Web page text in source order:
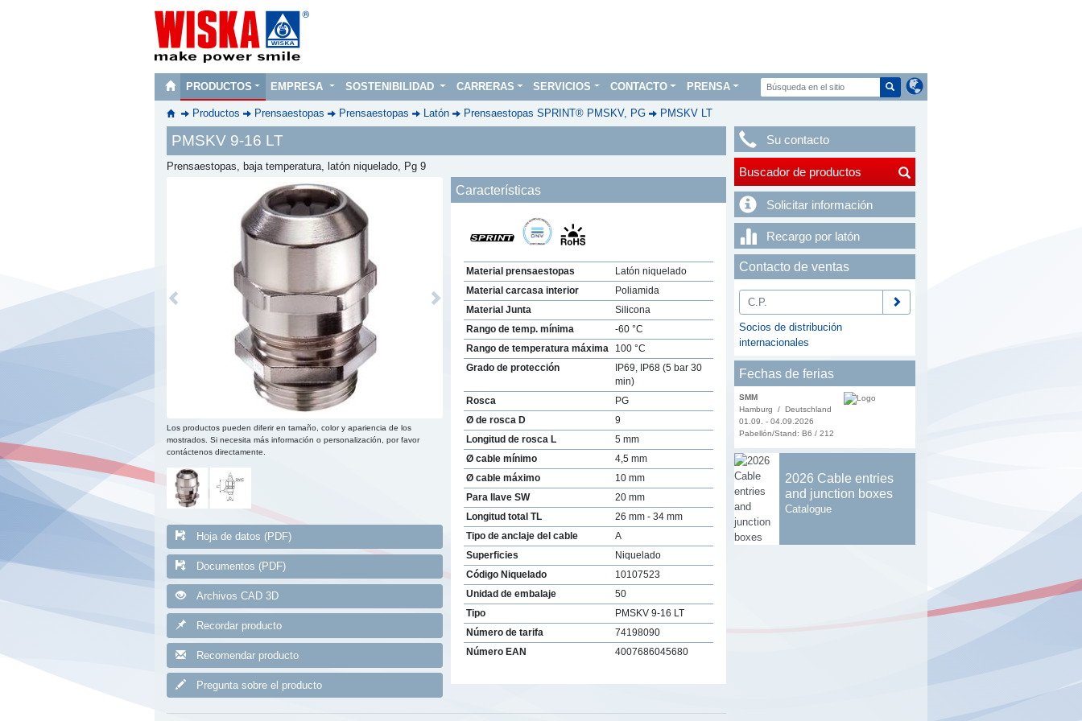
PRODUCTOS EMPRESA SOSTENIBILIDAD CARRERAS SERVICIOS CONTACTO PRENSA
Productos Prensaestopas Prensaestopas Latón Prensaestopas SPRINT® PMSKV, PG PMSKV LT
PMSKV 9-16 LT
Prensaestopas, baja temperatura, latón niquelado, Pg 9
Previous Next
Los productos pueden diferir en tamaño, color y apariencia de los
mostrados. Si necesita más información o personalización, por favor
contáctenos directamente.
Hoja de datos (PDF)
Documentos (PDF)
Archivos CAD 3D
Recordar producto
Recomendar producto
Pregunta sobre el producto
Características
Material prensaestopas
Latón niquelado
Material carcasa interior
Poliamida
Material Junta
Silicona
Rango de temp. mínima
-60 °C
Rango de temperatura máxima
100 °C
Grado de protección
IP69, IP68 (5 bar 30
min)
Rosca
PG
Ø de rosca D
9
Longitud de rosca L
5 mm
Ø cable mínimo
4,5 mm
Ø cable máximo
10 mm
Para llave SW
20 mm
Longitud total TL
26 mm - 34 mm
Tipo de anclaje del cable
A
Superficies
Niquelado
Código Niquelado
10107523
Unidad de embalaje
50
Tipo
PMSKV 9-16 LT
Número de tarifa
74198090
Número EAN
4007686045680
Su contacto
Buscador de productos
Solicitar información
Recargo por latón
Contacto de ventas
Socios de distribución
internacionales
Fechas de ferias
SMM
Hamburg / Deutschland
01.09. - 04.09.2026
Pabellón/Stand: B6 / 212
2026 Cable entries
and junction boxes
Catalogue